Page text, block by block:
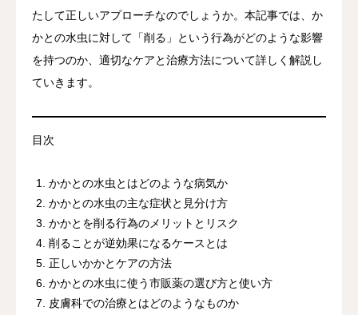
たして正しいアプローチなのでしょうか。本記事では、か
かとの水虫に対して「削る」という行為がどのような影響
を持つのか、適切なケアと治療方法について詳しく解説し
ていきます。
目次
かかとの水虫とはどのような病気か
かかとの水虫の主な症状と見分け方
かかとを削る行為のメリットとリスク
削ることが逆効果になるケースとは
正しいかかとケアの方法
かかとの水虫に使う市販薬の選び方と使い方
皮膚科での治療とはどのようなものか